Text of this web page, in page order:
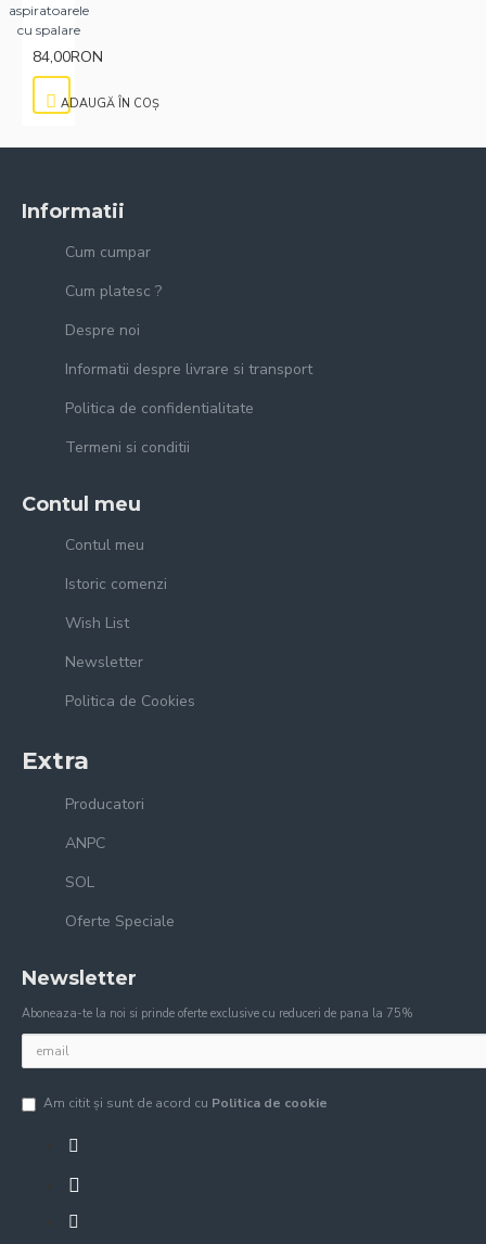
aspiratoarele
cu spalare
84,00RON
ADAUGĂ ÎN COŞ
Informatii
Cum cumpar
Cum platesc ?
Despre noi
Informatii despre livrare si transport
Politica de confidentialitate
Termeni si conditii
Contul meu
Contul meu
Istoric comenzi
Wish List
Newsletter
Politica de Cookies
Extra
Producatori
ANPC
SOL
Oferte Speciale
Newsletter
Aboneaza-te la noi si prinde oferte exclusive cu reduceri de pana la 75%
Am citit şi sunt de acord cu Politica de cookie